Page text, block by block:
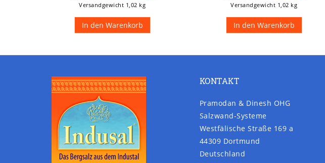
Versandgewicht 1,02 kg
In den Warenkorb
Versandgewicht 1,02 kg
In den Warenkorb
KONTAKT
Pramodan & Dinesh OHG
Salzwand-Systeme
Westfälische Straße 169 a
44309 Dortmund
Deutschland